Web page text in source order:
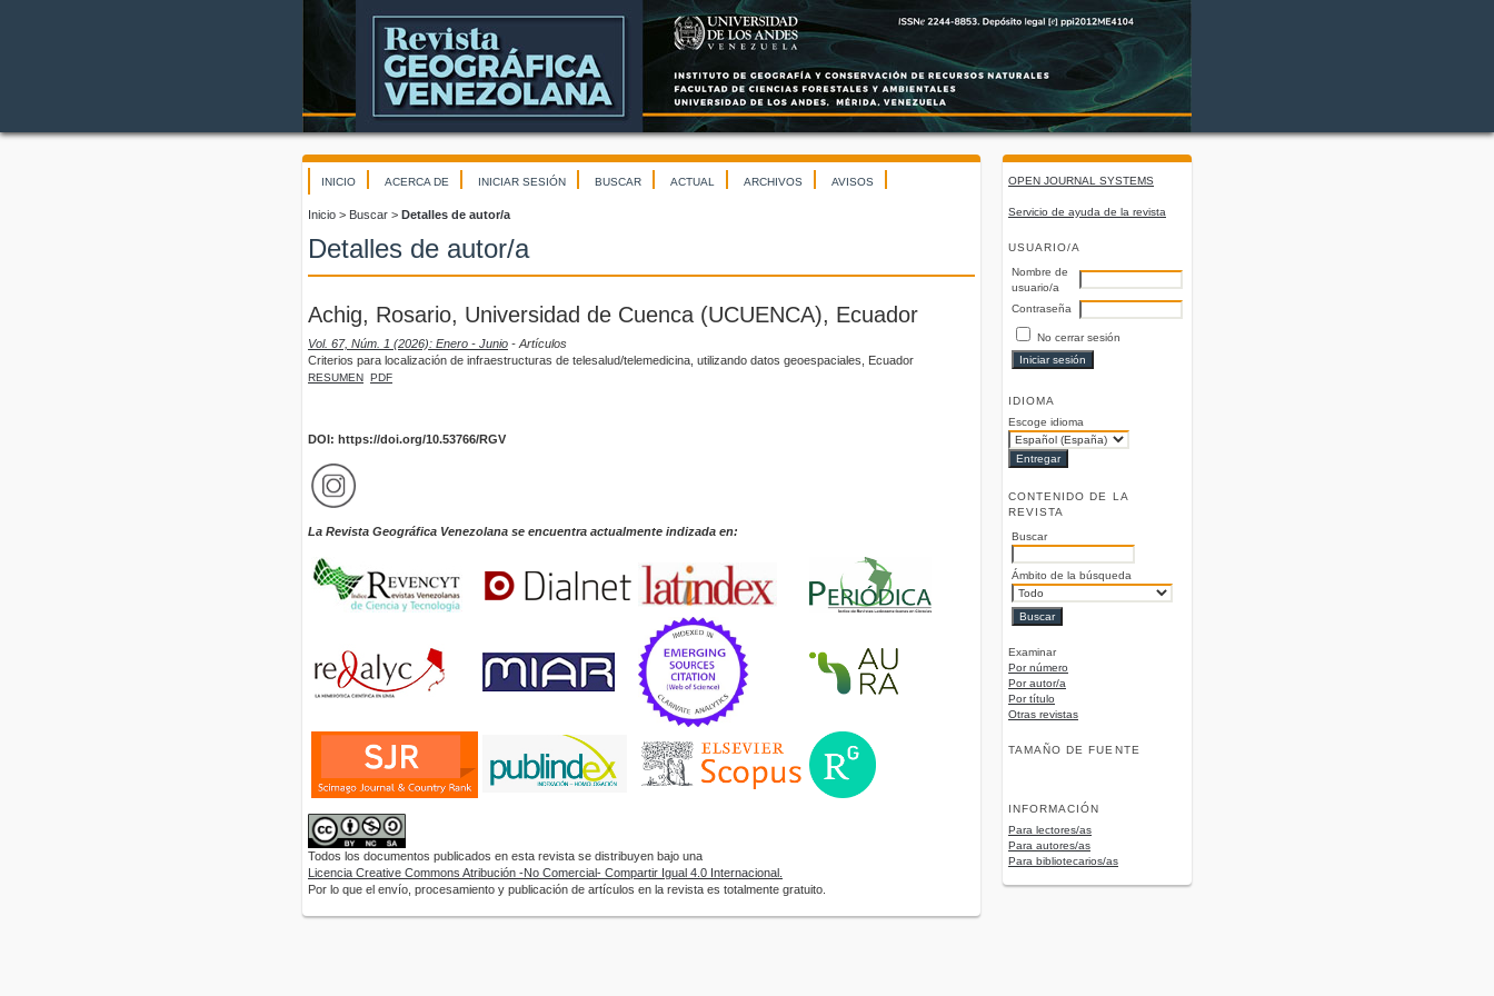
OPEN JOURNAL SYSTEMS
Servicio de ayuda de la revista
USUARIO/A
Nombre de
usuario/a
Contraseña
No cerrar sesión
IDIOMA
Escoge idioma
CONTENIDO DE LA
REVISTA
Buscar
Ámbito de la búsqueda
Examinar
Por número
Por autor/a
Por título
Otras revistas
TAMAÑO DE FUENTE
INFORMACIÓN
Para lectores/as
Para autores/as
Para bibliotecarios/as
INICIO ACERCA DE INICIAR SESIÓN BUSCAR ACTUAL ARCHIVOS AVISOS
Inicio > Buscar > Detalles de autor/a
Detalles de autor/a
Achig, Rosario, Universidad de Cuenca (UCUENCA), Ecuador
Vol. 67, Núm. 1 (2026): Enero - Junio - Artículos
Criterios para localización de infraestructuras de telesalud/telemedicina, utilizando datos geoespaciales, Ecuador
RESUMEN PDF
DOI: https://doi.org/10.53766/RGV
La Revista Geográfica Venezolana se encuentra actualmente indizada en:
Todos los documentos publicados en esta revista se distribuyen bajo una
Licencia Creative Commons Atribución -No Comercial- Compartir Igual 4.0 Internacional.
Por lo que el envío, procesamiento y publicación de artículos en la revista es totalmente gratuito.